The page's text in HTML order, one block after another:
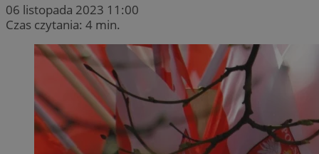
06 listopada 2023 11:00
Czas czytania: 4 min.